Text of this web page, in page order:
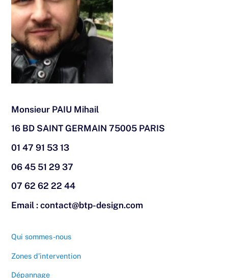
Monsieur PAIU Mihail
16 BD SAINT GERMAIN 75005 PARIS
01 47 91 53 13
06 45 51 29 37
07 62 62 22 44
Email : contact@btp-design.com
Qui sommes-nous
Zones d’intervention
Dépannage